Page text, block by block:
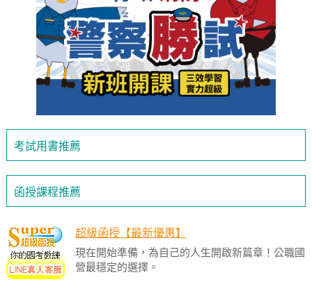
考試用書推薦
函授課程推薦
超級函授【最新優惠】
現在開始準備，為自己的人生開啟新篇章！公職國
營最穩定的選擇。